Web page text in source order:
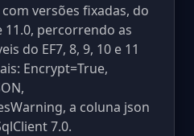
versões fixadas, do
11.0, percorrendo as
do EF7, 8, 9, 10 e 11
Encrypt=True,
a coluna json
7.0.